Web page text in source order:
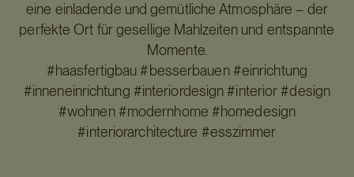
eine einladende und gemütliche Atmosphäre – der
perfekte Ort für gesellige Mahlzeiten und entspannte
Momente.
#haasfertigbau #besserbauen #einrichtung
#inneneinrichtung #interiordesign #interior #design
#wohnen #modernhome #homedesign
#interiorarchitecture #esszimmer